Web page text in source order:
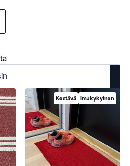
Suosituimmat
Kestävä Imukykyinen